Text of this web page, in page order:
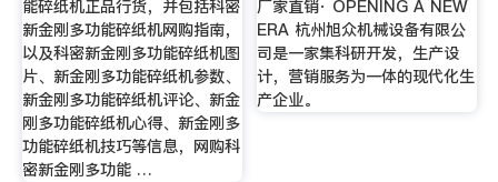
能碎纸机正品行货，并包括科密
新金刚多功能碎纸机网购指南，
以及科密新金刚多功能碎纸机图
片、新金刚多功能碎纸机参数、
新金刚多功能碎纸机评论、新金
刚多功能碎纸机心得、新金刚多
功能碎纸机技巧等信息，网购科
密新金刚多功能 …
厂家直销· OPENING A NEW
ERA 杭州旭众机械设备有限公
司是一家集科研开发，生产设
计，营销服务为一体的现代化生
产企业。